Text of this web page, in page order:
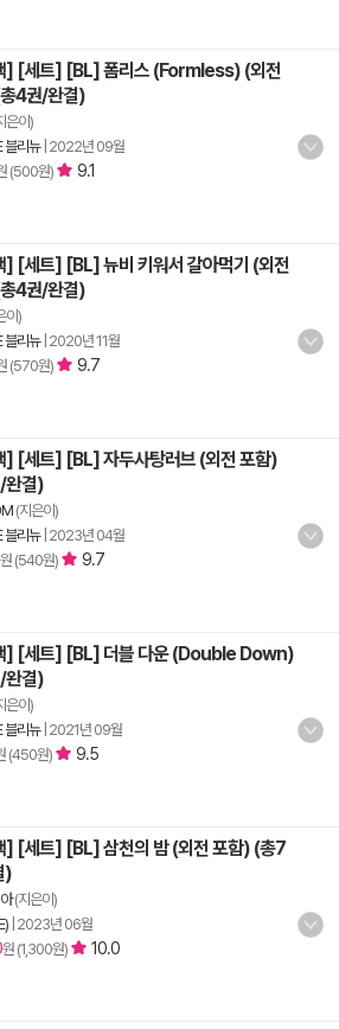
] [세트] [BL] 폼리스 (Formless) (외전
4권/완결)
은이)
블리뉴| 2022년 09월
(500원) 9.1
] [세트] [BL] 뉴비 키워서 갈아먹기 (외전
4권/완결)
이)
블리뉴| 2020년 11월
(570원) 9.7
] [세트] [BL] 자두사탕러브 (외전 포함)
완결)
(지은이)
블리뉴| 2023년 04월
원 (540원) 9.7
] [세트] [BL] 더블 다운 (Double Down)
완결)
은이)
블리뉴| 2021년 09월
(450원) 9.5
] [세트] [BL] 삼천의 밤 (외전 포함) (총7
)
(지은이)
2023년 06월
원 (1,300원) 10.0